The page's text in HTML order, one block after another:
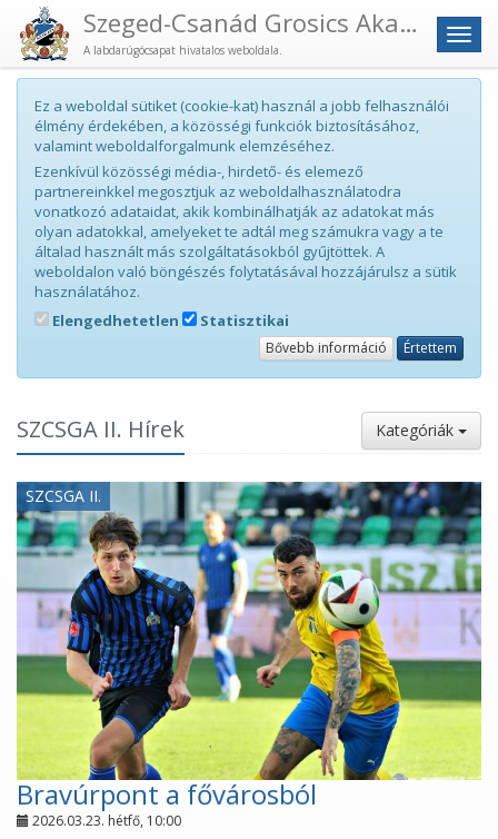
Menü
Szeged-Csanád Grosics Akadémia
A labdarúgócsapat hivatalos weboldala.
Ez a weboldal sütiket (cookie-kat) használ a jobb felhasználói
élmény érdekében, a közösségi funkciók biztosításához,
valamint weboldalforgalmunk elemzéséhez.
Ezenkívül közösségi média-, hirdető- és elemező
partnereinkkel megosztjuk az weboldalhasználatodra
vonatkozó adataidat, akik kombinálhatják az adatokat más
olyan adatokkal, amelyeket te adtál meg számukra vagy a te
általad használt más szolgáltatásokból gyűjtöttek. A
weboldalon való böngészés folytatásával hozzájárulsz a sütik
használatához.
Elengedhetetlen
Statisztikai
Bővebb információ Értettem
SZCSGA II. Hírek Kategóriák
SZCSGA II.
Bravúrpont a fővárosból
2026.03.23. hétfő, 10:00